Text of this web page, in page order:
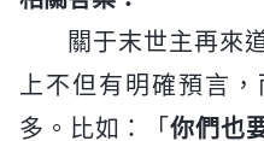
關于末世主再來
上不但有明確預言
多。比如：「你們也